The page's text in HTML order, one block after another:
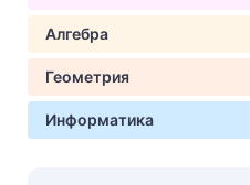
Алгебра
Геометрия
Информатика